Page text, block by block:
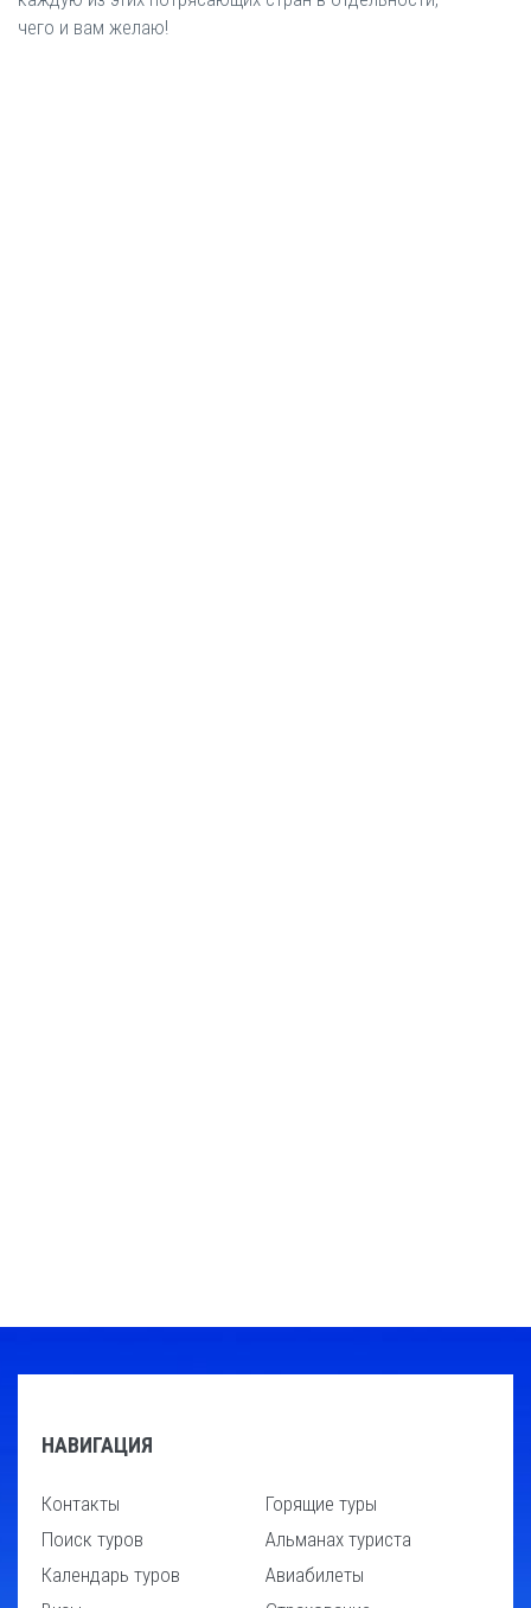
чего и вам желаю!
НАВИГАЦИЯ
Контакты
Поиск туров
Календарь туров
Горящие туры
Альманах туриста
Авиабилеты